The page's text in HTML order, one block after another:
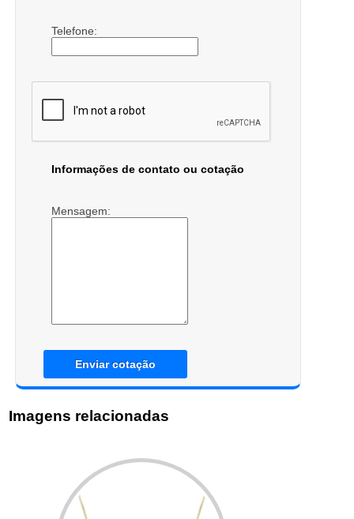
Telefone:
Informações de contato ou cotação
Mensagem:
Enviar cotação
Imagens relacionadas